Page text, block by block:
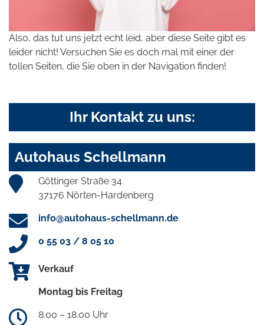
Also, das tut uns jetzt echt leid, aber diese Seite gibt es
leider nicht! Versuchen Sie es doch mal mit einer der
tollen Seiten, die Sie oben in der Navigation finden!
Ihr Kontakt zu uns:
Autohaus Schellmann
Göttinger Straße 34
37176 Nörten-Hardenberg
info@autohaus-schellmann.de
0 55 03 / 8 05 10
Verkauf
Montag bis Freitag
8.00 – 18.00 Uhr